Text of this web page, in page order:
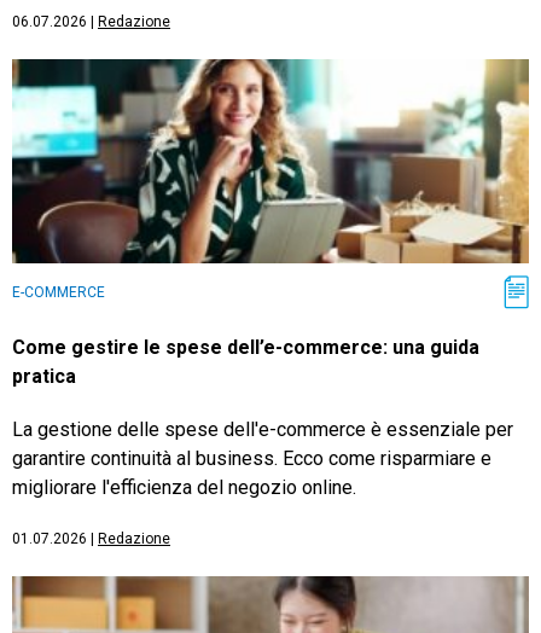
06.07.2026 Redazione
E-COMMERCE
Come gestire le spese dell’e-commerce: una guida
pratica
La gestione delle spese dell'e-commerce è essenziale per
garantire continuità al business. Ecco come risparmiare e
migliorare l'efficienza del negozio online.
01.07.2026 Redazione